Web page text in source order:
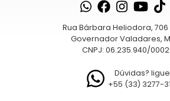
na
página
do
Rua Bárbara Heliodora,
Governador Valadares,
CNPJ: 06.235.940/
Dúvidas?
+55 (33) 3277-